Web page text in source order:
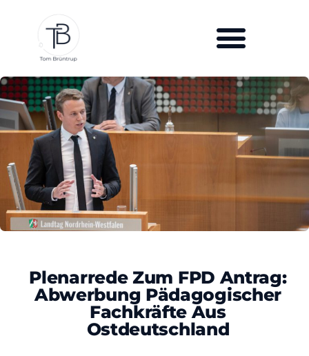
Plenarrede Zum FPD Antrag:
Abwerbung Pädagogischer
Fachkräfte Aus
Ostdeutschland